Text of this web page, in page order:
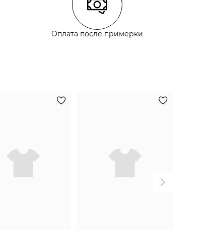
Оплата после примерки